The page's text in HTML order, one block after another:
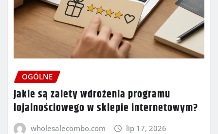
OGÓLNE
Jakie są zalety wdrożenia programu
lojalnościowego w sklepie internetowym?
wholesalecombo.com lip 17, 2026